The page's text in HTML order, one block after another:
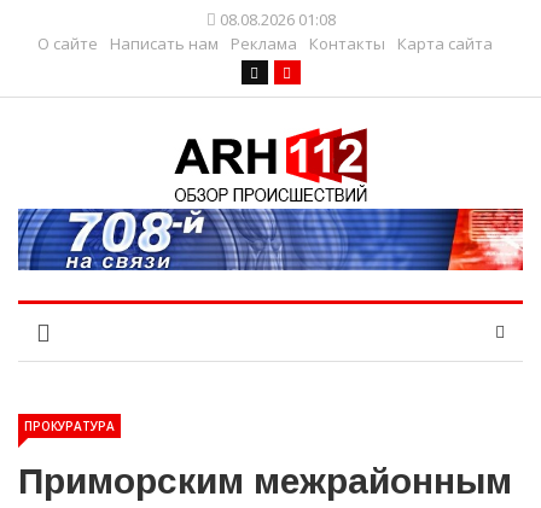
08.08.2026 01:08
О сайте
Написать нам Реклама Контакты Карта сайта
ПРОКУРАТУРА
Приморским межрайонным